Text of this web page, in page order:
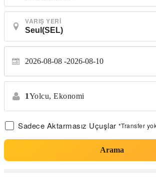
VARIŞ YERI
2026-08-08 2026-08-10
1Yolcu, Ekonomi
Sadece Aktarmasız Uçuşlar *Transfer
Arama